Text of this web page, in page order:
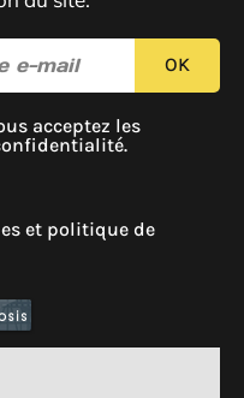
acceptez les
.
et politique de